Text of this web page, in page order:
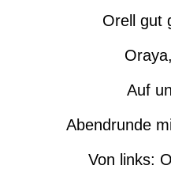
Orell gut
Auf
Abendrunde
Von links: